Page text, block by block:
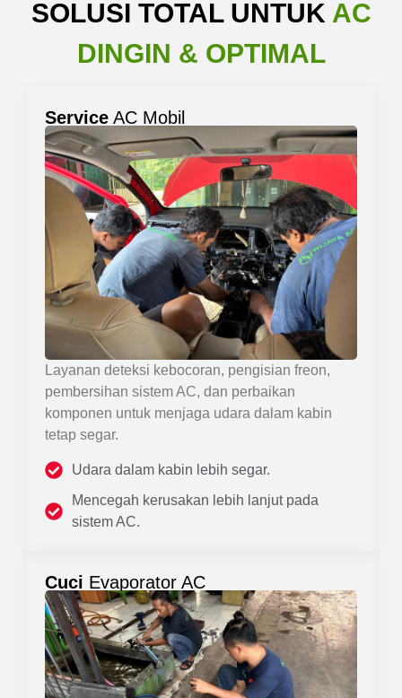
SOLUSI TOTAL UNTUK AC
DINGIN & OPTIMAL
Service AC Mobil
Layanan deteksi kebocoran, pengisian freon,
pembersihan sistem AC, dan perbaikan
komponen untuk menjaga udara dalam kabin
tetap segar.
Udara dalam kabin lebih segar.
Mencegah kerusakan lebih lanjut pada
sistem AC.
Cuci Evaporator AC